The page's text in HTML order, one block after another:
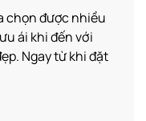
chọn được nhiều
ái khi đến với
Ngay từ khi đặt